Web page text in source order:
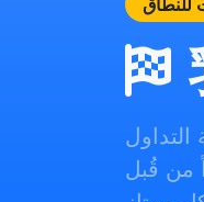
24 بأيامه القابلة التداول
من قُبل